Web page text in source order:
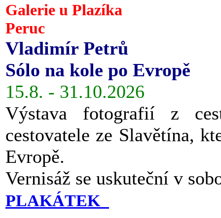
Galerie u Plazíka
Peruc
Vladimír Petrů
Sólo na kole po Evropě
15.8. - 31.10.2026
Výstava fotografií z
cestovatele ze Slavětína,
Evropě.
Vernisáž se uskuteční v
PLAKÁTEK